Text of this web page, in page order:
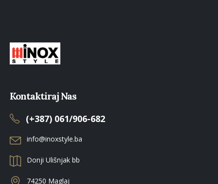
Kontaktiraj Nas
(+387) 061/906-682
info@inoxstyle.ba
Donji Ulišnjak bb
74250 Maglaj